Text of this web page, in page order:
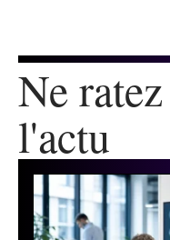
Ne
l'actu